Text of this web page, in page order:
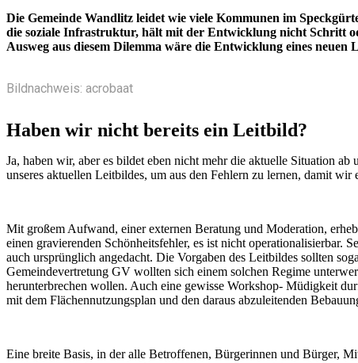
Die Gemeinde Wandlitz leidet wie viele Kommunen im
die soziale Infrastruktur, hält mit der Entwicklung nicht Schritt
Ausweg aus diesem Dilemma wäre die Entwicklung eines neuen
Bildnachweis: acrobaat
Haben wir nicht bereits ein Leitbild?
Ja, haben wir, aber es bildet eben nicht mehr die aktuelle Situation
unseres aktuellen Leitbildes, um aus den Fehlern zu lernen, damit wir
Mit großem Aufwand, einer externen Beratung und Moderation,
einen gravierenden Schönheitsfehler, es ist nicht operationalisierbar.
auch ursprünglich angedacht. Die Vorgaben des Leitbildes sollten
Gemeindevertretung GV wollten sich einem solchen Regime
herunterbrechen wollen. Auch eine gewisse Workshop- Müdigkeit
mit dem Flächennutzungsplan und den daraus abzuleitenden
Eine breite Basis, in der alle Betroffenen, Bürgerinnen und Bürger,